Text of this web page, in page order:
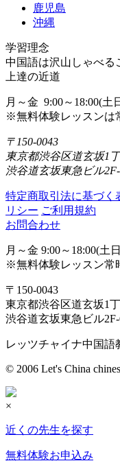
鹿児島
沖縄
学習理念
中国語は沢山しゃべる
上達の近道
月～金 9:00～18:00(土
※無料体験レッスンは
〒150-0043
東京都渋谷区道玄坂1
渋谷道玄坂東急ビル
特定商取引法に基づく
リシー ご利用規約
お問合わせ
月～金 9:00～18:00(土
※無料体験レッスン常
〒150-0043
東京都渋谷区道玄坂1
渋谷道玄坂東急ビル
レッツチャイナ中国語
© 2006 Let's China
×
近くの先生を探す
無料体験お申込み